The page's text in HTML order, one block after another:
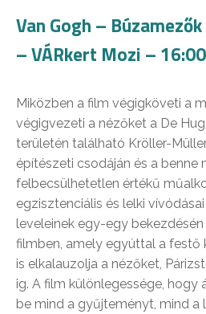
Van Gogh –
– VÁRkert Mozi – 16:00
Miközben a film végigköveti a
végigvezeti a nézőket a De
területén található Kröller-
építészeti csodáján és a benne
felbecsülhetetlen értékű
egzisztenciális és lelki
leveleinek egy-egy
filmben, amely egyúttal a festő
is elkalauzolja a nézőket,
ig. A film különlegessége,
be mind a gyűjteményt, mind